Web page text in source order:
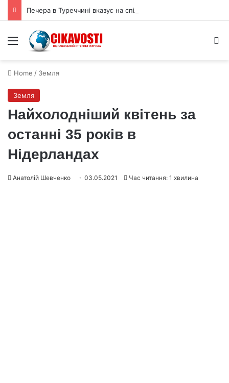
Menu
Home / Земля
Земля
Найхолодніший квітень за
останні 35 років в
Нідерландах
Анатолій Шевченко 03.05.2021 Час читання: 1 хвилина